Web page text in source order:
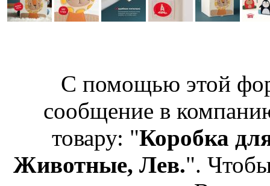
С помощью этой
сообщение в
товару: "Коробка
Животные, Лев.".